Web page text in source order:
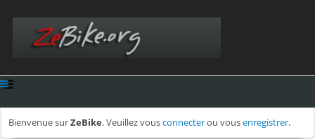
Bienvenue surZeBike. Veuillez vousconnecterou vousenregistrer.